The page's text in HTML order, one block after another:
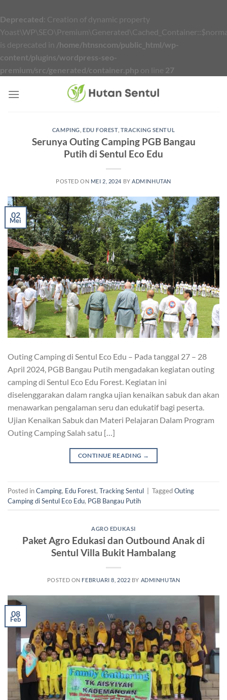
Deprecated : Creation of dynamic property
is deprecated in /home/htnsncom/public_html/wp-
content/plugins/wordpress-seo-
premium/src/generated/container.php on line 27
CAMPING EDU FOREST, TRACKING SENTUL
Serunya Outing Camping PGB Bangau
Putih di Sentul Eco Edu
POSTED ON MEI 2, 2024 BY ADMINHUTAN
02
Mei
Outing Camping di Sentul Eco Edu – Pada tanggal 27 – 28
April 2024, PGB Bangau Putih mengadakan kegiatan outing
camping di Sentul Eco Edu Forest. Kegiatan ini
diselenggarakan dalam rangka ujian kenaikan sabuk dan akan
menawarkan pengalaman seru dan edukatif bagi peserta.
Ujian Kenaikan Sabuk dan Materi Pelajaran Dalam Program
Outing Camping Salah satu […]
CONTINUE READING →
Posted inCamping, Edu Forest, Tracking Sentul TaggedOuting
Camping di Sentul Eco Edu, PGB Bangau Putih
AGRO EDUKASI
Paket Agro Edukasi dan Outbound Anak di
Sentul Villa Bukit Hambalang
POSTED ON FEBRUARI 8, 2022 BY ADMINHUTAN
08
Feb